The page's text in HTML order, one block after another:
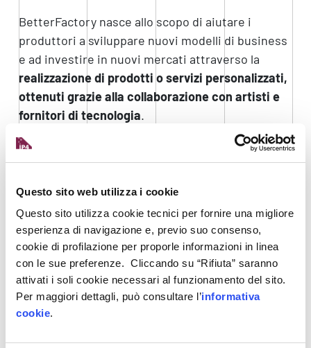
Questo sito web utilizza i cookie
Questo sito utilizza cookie tecnici per fornire una migliore
esperienza di navigazione e, previo suo consenso,
cookie di profilazione per proporle informazioni in linea
con le sue preferenze. Cliccando su “Rifiuta” saranno
attivati i soli cookie necessari al funzionamento del sito.
Per maggiori dettagli, può consultare l’informativa
cookie.
BetterFactory nasce allo scopo di aiutare i
produttori a sviluppare nuovi modelli di business
e ad investire in nuovi mercati attraverso la
realizzazione di prodotti o servizi personalizzati,
ottenuti grazie alla collaborazione con artisti e
fornitori di tecnologia.
A tal proposito, la prima open call
seleziona 8
consorzi composti da 3 soggetti ciascuno
tecnologico) per lo sviluppo e l’implementazione
di nuove soluzioni che arricchiscano il portafoglio
di prodotti e servizi delle aziende manifatturiere.
Il programma include formazione, mentoring e
accesso alle tecnologie. Ciascun consorzio
riceverà fino a200.000 euro di contributoper 16
mesi di sperimentazioni.
Le proposte progettuali dovranno riguardare uno